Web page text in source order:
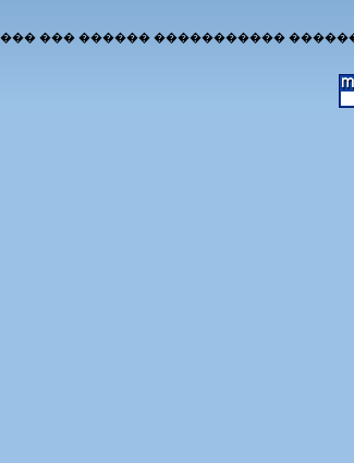
��� ������ �����������